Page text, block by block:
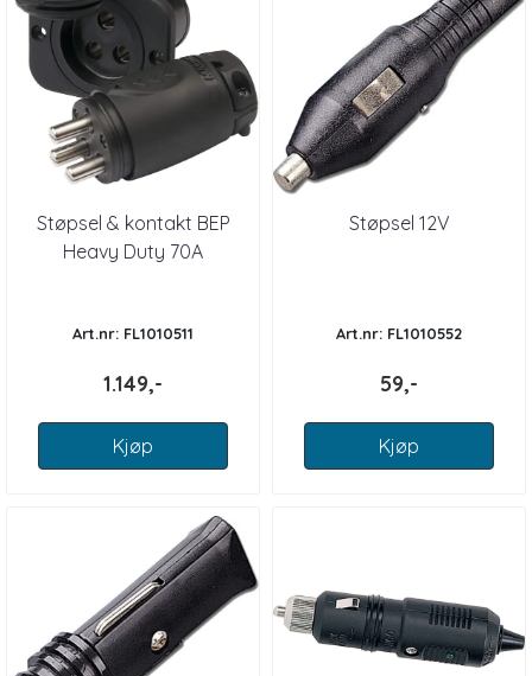
Støpsel & kontakt BEP
Heavy Duty 70A
Art.nr: FL1010511
1.149,-
Kjøp
Støpsel 12V
Art.nr: FL1010552
59,-
Kjøp